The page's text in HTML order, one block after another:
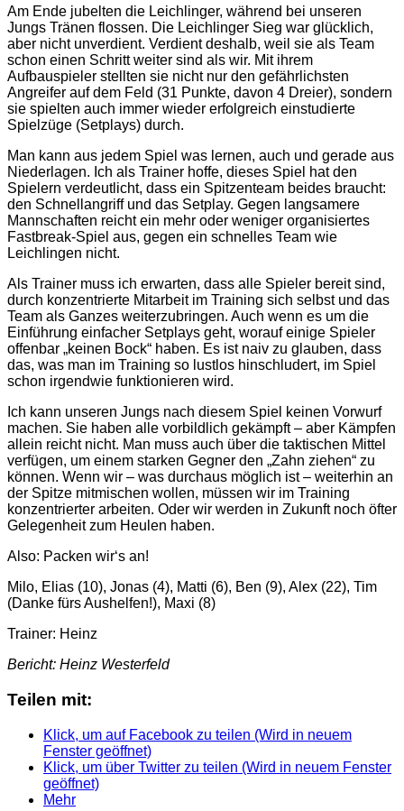
Am Ende jubelten die Leichlinger, während bei unseren
Jungs Tränen flossen. Die Leichlinger Sieg war glücklich,
aber nicht unverdient. Verdient deshalb, weil sie als Team
schon einen Schritt weiter sind als wir. Mit ihrem
Aufbauspieler stellten sie nicht nur den gefährlichsten
Angreifer auf dem Feld (31 Punkte, davon 4 Dreier), sondern
sie spielten auch immer wieder erfolgreich einstudierte
Spielzüge (Setplays) durch.
Man kann aus jedem Spiel was lernen, auch und gerade aus
Niederlagen. Ich als Trainer hoffe, dieses Spiel hat den
Spielern verdeutlicht, dass ein Spitzenteam beides braucht:
den Schnellangriff und das Setplay. Gegen langsamere
Mannschaften reicht ein mehr oder weniger organisiertes
Fastbreak-Spiel aus, gegen ein schnelles Team wie
Leichlingen nicht.
Als Trainer muss ich erwarten, dass alle Spieler bereit sind,
durch konzentrierte Mitarbeit im Training sich selbst und das
Team als Ganzes weiterzubringen. Auch wenn es um die
Einführung einfacher Setplays geht, worauf einige Spieler
offenbar „keinen Bock“ haben. Es ist naiv zu glauben, dass
das, was man im Training so lustlos hinschludert, im Spiel
schon irgendwie funktionieren wird.
Ich kann unseren Jungs nach diesem Spiel keinen Vorwurf
machen. Sie haben alle vorbildlich gekämpft – aber Kämpfen
allein reicht nicht. Man muss auch über die taktischen Mittel
verfügen, um einem starken Gegner den „Zahn ziehen“ zu
können. Wenn wir – was durchaus möglich ist – weiterhin an
der Spitze mitmischen wollen, müssen wir im Training
konzentrierter arbeiten. Oder wir werden in Zukunft noch öfter
Gelegenheit zum Heulen haben.
Also: Packen wir‘s an!
Milo, Elias (10), Jonas (4), Matti (6), Ben (9), Alex (22), Tim
(Danke fürs Aushelfen!), Maxi (8)
Trainer: Heinz
Bericht: Heinz Westerfeld
Teilen mit:
Klick, um auf Facebook zu teilen (Wird in neuem
Fenster geöffnet)
Klick, um über Twitter zu teilen (Wird in neuem Fenster
geöffnet)
Mehr